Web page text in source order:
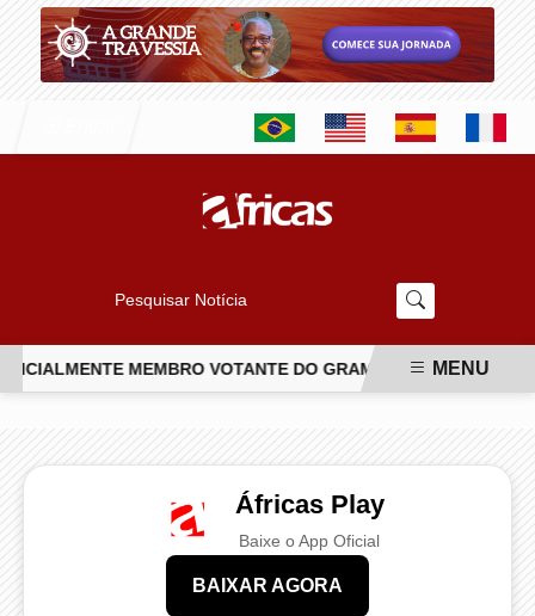
Pesquisar Notícia
MEMBRO VOTANTE DO GRAMMY PROJETO
MENU
Áfricas Play
Baixe o App Oficial
BAIXAR AGORA